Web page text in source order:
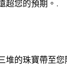
超您的預期。.
堆的珠寶帶至